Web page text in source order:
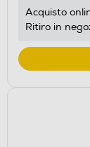
Acquisto
Ritiro in